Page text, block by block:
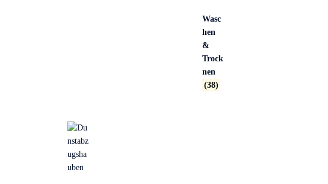
Wasc
hen
&
Trock
nen
(38)